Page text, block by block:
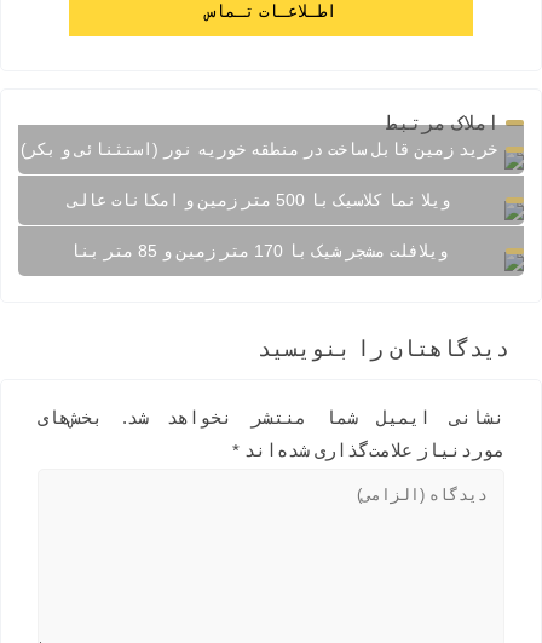
اطـلاعـات تـماس
املاک مرتبط
خرید زمین قابل ساخت در منطقه خوریه نور (استثنائی و بکر)
ویلا نما کلاسیک با 500 متر زمین و امکانات عالی
ویلافلت مشجر شیک با 170 متر زمین و 85 متر بنا
دیدگاهتان را بنویسید
نشانی ایمیل شما منتشر نخواهد شد.
بخش‌های
موردنیاز علامت‌گذاری شده‌اند *